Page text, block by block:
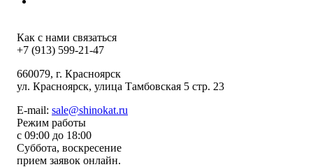
Как с нами связаться
+7 (913) 599-21-47
660079, г. Красноярск
ул. Красноярск, улица Тамбовская 5 стр. 23
E-mail: sale@shinokat.ru
Режим работы
с 09:00 до 18:00
Суббота, воскресение
прием заявок онлайн.